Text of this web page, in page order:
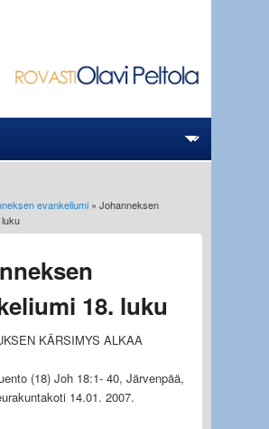
evankeliumi» Johanneksen
18. luku
KÄRSIMYS ALKAA
(18) Joh 18:1- 40, Järvenpää,
14.01. 2007.